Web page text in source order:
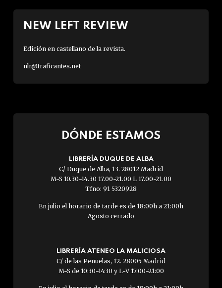
NEW LEFT REVIEW
Edición en castellano de la revista.
nlr@traficantes.net
DÓNDE ESTAMOS
LIBRERÍA DUQUE DE ALBA
C/ Duque de Alba, 13. 28012 Madrid
M-S 10.30-14.30 17.00-21.00 L 17.00-21.00
Tfno: 91 5320928
En julio el horario de tarde es de 18:00h a 21:00h
Agosto cerrado
LIBRERÍA ATENEO LA MALICIOSA
C/ de las Peñuelas, 12. 28005 Madrid
M-S de 10:30-14:30 y L-V 17:00-21:00